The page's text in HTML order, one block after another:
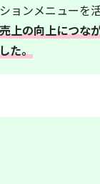
ョンメニューを
上の向上につな
た。